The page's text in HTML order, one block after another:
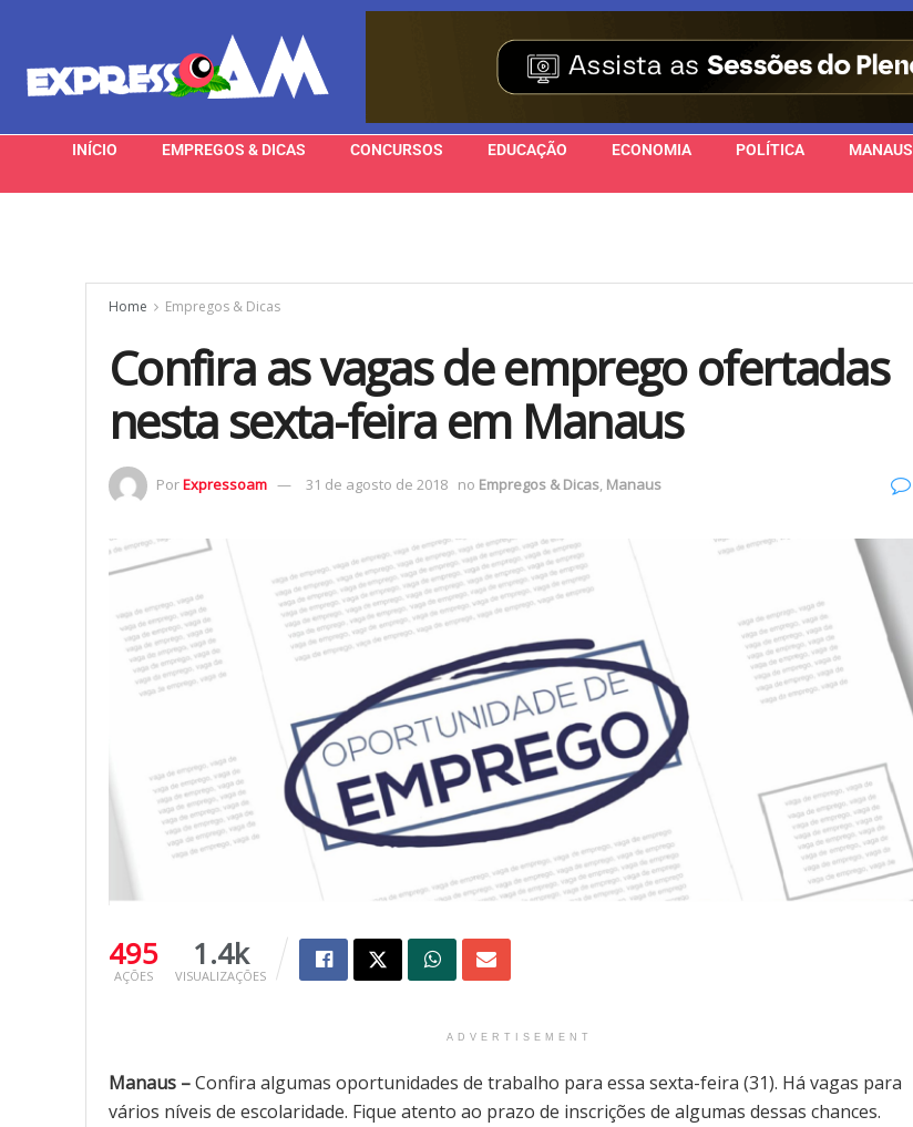
INÍCIO EMPREGOS & DICAS CONCURSOS EDUCAÇÃO ECONOMIA POLÍTICA MANAUS
Home Empregos & Dicas
Confira as vagas de emprego ofertadas
nesta sexta-feira em Manaus
PorExpressoam 31 de agosto de 2018 no Empregos & Dicas, Manaus
495
AÇÕES
1.4k
VISUALIZAÇÕES
ADVERTISEMENT
Manaus –Confira algumas oportunidades de trabalho para essa sexta-feira (31). Há vagas para
vários níveis de escolaridade. Fique atento ao prazo de inscrições de algumas dessas chances.